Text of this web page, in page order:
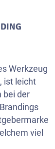
Werkzeug
ist leicht
bei der
viel